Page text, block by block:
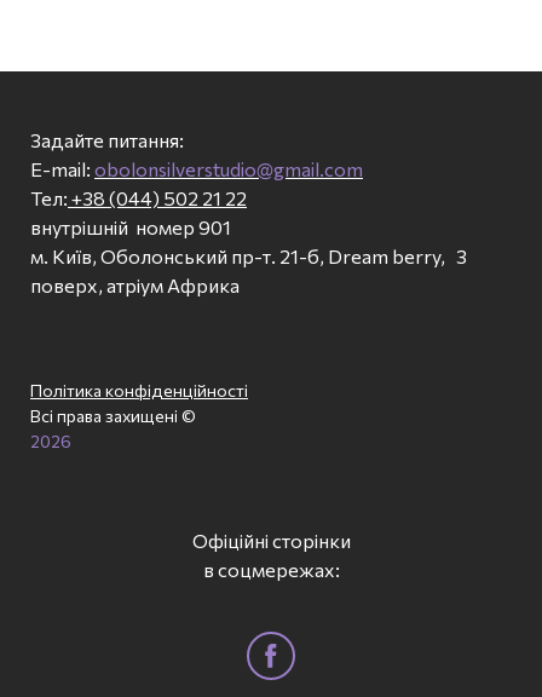
Задайте питання:
E-mail: obolonsilverstudio@gmail.com
Тел: +38 (044) 502 21 22
внутрішній номер 901
м. Київ, Оболонський пр-т. 21-б, Dream berry, 3
поверх, атріум Африка
Політика конфіденційності
Всі права захищені ©
2026
Офіційні сторінки
в соцмережах: